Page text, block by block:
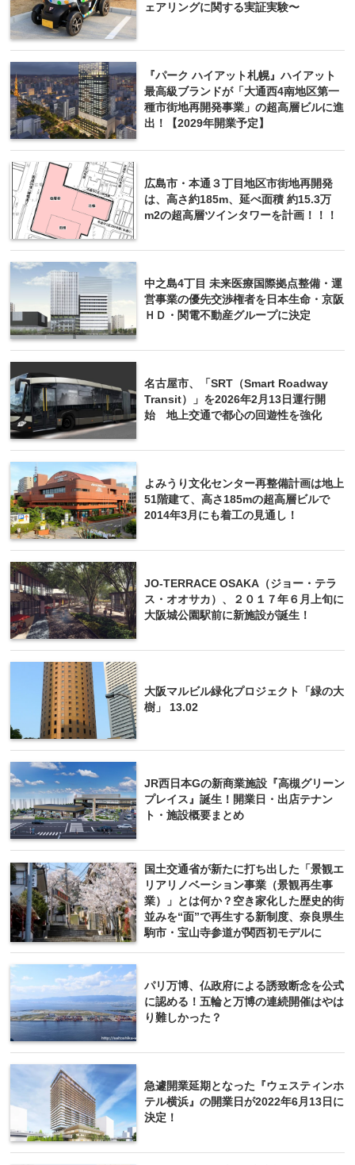
ェアリングに関する実証実験〜
『パーク ハイアット札幌』ハイアット
最高級ブランドが「大通西4南地区第一
種市街地再開発事業」の超高層ビルに進
出！【2029年開業予定】
広島市・本通３丁目地区市街地再開発
は、高さ約185m、延べ面積 約15.3万
m2の超高層ツインタワーを計画！！！
中之島4丁目 未来医療国際拠点整備・運
営事業の優先交渉権者を日本生命・京阪
ＨＤ・関電不動産グループに決定
名古屋市、「SRT（Smart Roadway
Transit）」を2026年2月13日運行開
始 地上交通で都心の回遊性を強化
よみうり文化センター再整備計画は地上
51階建て、高さ185mの超高層ビルで
2014年3月にも着工の見通し！
JO-TERRACE OSAKA（ジョー・テラ
ス・オオサカ）、２０１７年６月上旬に
大阪城公園駅前に新施設が誕生！
大阪マルビル緑化プロジェクト「緑の大
樹」 13.02
JR西日本Gの新商業施設『高槻グリーン
プレイス』誕生！開業日・出店テナン
ト・施設概要まとめ
国土交通省が新たに打ち出した「景観エ
リアリノベーション事業（景観再生事
業）」とは何か？空き家化した歴史的街
並みを“面”で再生する新制度、奈良県生
駒市・宝山寺参道が関西初モデルに
パリ万博、仏政府による誘致断念を公式
に認める！五輪と万博の連続開催はやは
り難しかった？
急遽開業延期となった『ウェスティンホ
テル横浜』の開業日が2022年6月13日に
決定！